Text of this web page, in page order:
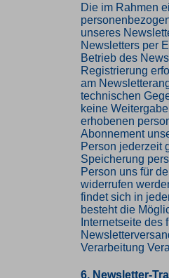
Die im Rahmen
unseres
Newsletters per
Betrieb des
Registrierung
am
technischen
keine
erhobenen
Abonnement
Person jederzeit
Speicherung
Person uns für
widerrufen
findet sich in
besteht die
Internetseite des
Verarbeitung
6. Newsletter-